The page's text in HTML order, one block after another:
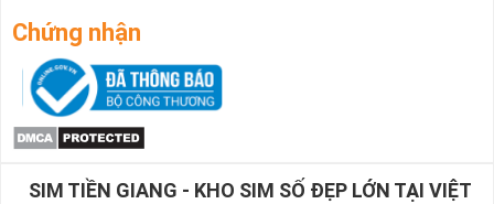
Chứng nhận
SIM TIỀN GIANG - KHO SIM SỐ ĐẸP LỚN TẠI VIỆT